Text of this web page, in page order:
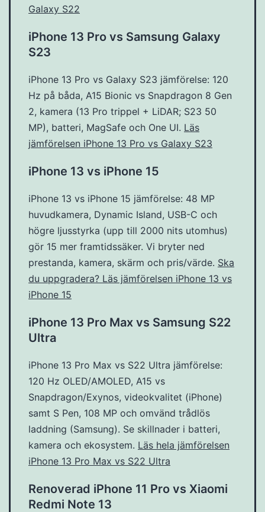
Galaxy S22
iPhone 13 Pro vs Samsung Galaxy
S23
iPhone 13 Pro vs Galaxy S23 jämförelse: 120
Hz på båda, A15 Bionic vs Snapdragon 8 Gen
2, kamera (13 Pro trippel + LiDAR; S23 50
MP), batteri, MagSafe och One UI. Läs
jämförelsen iPhone 13 Pro vs Galaxy S23
iPhone 13 vs iPhone 15
iPhone 13 vs iPhone 15 jämförelse: 48 MP
huvudkamera, Dynamic Island, USB-C och
högre ljusstyrka (upp till 2000 nits utomhus)
gör 15 mer framtidssäker. Vi bryter ned
prestanda, kamera, skärm och pris/värde. Ska
du uppgradera? Läs jämförelsen iPhone 13 vs
iPhone 15
iPhone 13 Pro Max vs Samsung S22
Ultra
iPhone 13 Pro Max vs S22 Ultra jämförelse:
120 Hz OLED/AMOLED, A15 vs
Snapdragon/Exynos, videokvalitet (iPhone)
samt S Pen, 108 MP och omvänd trådlös
laddning (Samsung). Se skillnader i batteri,
kamera och ekosystem. Läs hela jämförelsen
iPhone 13 Pro Max vs S22 Ultra
Renoverad iPhone 11 Pro vs Xiaomi
Redmi Note 13